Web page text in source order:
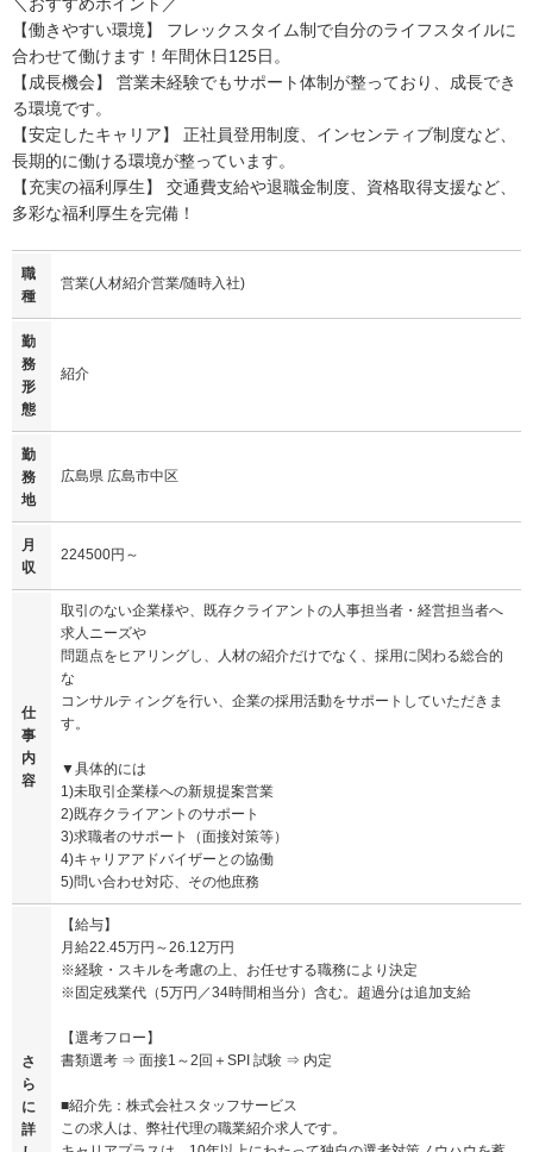
＼おすすめポイント／
【働きやすい環境】 フレックスタイム制で自分のライフスタイルに
合わせて働けます！年間休日125日。
【成長機会】 営業未経験でもサポート体制が整っており、成長でき
る環境です。
【安定したキャリア】 正社員登用制度、インセンティブ制度など、
長期的に働ける環境が整っています。
【充実の福利厚生】 交通費支給や退職金制度、資格取得支援など、
多彩な福利厚生を完備！
職
種
営業(人材紹介営業/随時入社)
勤
務
形
態
紹介
勤
務
地
広島県 広島市中区
月
収
224500円～
仕
事
内
容
取引のない企業様や、既存クライアントの人事担当者・経営担当者へ
求人ニーズや
問題点をヒアリングし、人材の紹介だけでなく、採用に関わる総合的
な
コンサルティングを行い、企業の採用活動をサポートしていただきま
す。
▼具体的には
1)未取引企業様への新規提案営業
2)既存クライアントのサポート
3)求職者のサポート（面接対策等）
4)キャリアアドバイザーとの協働
5)問い合わせ対応、その他庶務
さ
ら
に
詳
【給与】
月給22.45万円～26.12万円
※経験・スキルを考慮の上、お任せする職務により決定
※固定残業代（5万円／34時間相当分）含む。超過分は追加支給
【選考フロー】
書類選考 ⇒ 面接1～2回＋SPI 試験 ⇒ 内定
■紹介先：株式会社スタッフサービス
この求人は、弊社代理の職業紹介求人です。